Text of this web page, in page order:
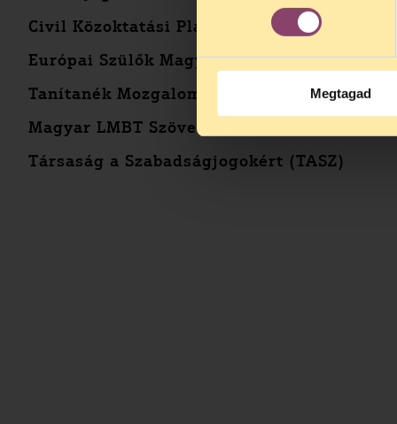
Megtagad
Civil Közoktatási Platform
Európai Szülők Magyarországi Egyesülete
Tanítanék Mozgalom
Magyar LMBT Szövetség
Társaság a Szabadságjogokért (TASZ)